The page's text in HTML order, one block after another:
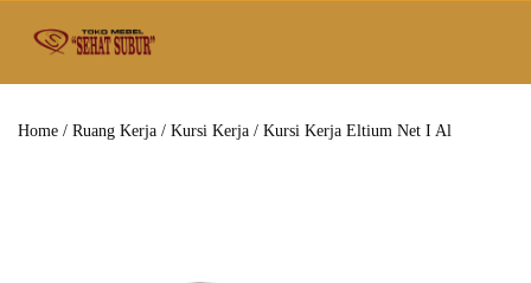
Home / Ruang Kerja / Kursi Kerja / Kursi Kerja Eltium Net I Al